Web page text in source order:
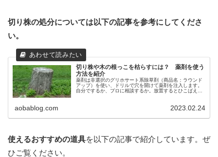
切り株の処分については以下の記事を参考にしてくださ
い。
切り株や木の根っこを枯らすには？ 薬剤を使う
方法を紹介
薬剤は非選択のグリホサート系除草剤（商品名：ラウンド
アップ）を使い、ドリルで穴を開けて薬剤を注入します。
自分でするか、プロに相談するか。放置するとひこばえが
aobablog.com 2023.02.24
使えるおすすめの道具を以下の記事で紹介しています。ぜ
ひご覧ください。